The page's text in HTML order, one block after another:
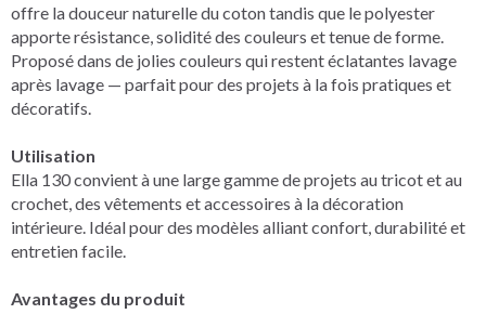
offre la douceur naturelle du coton tandis que le polyester
apporte résistance, solidité des couleurs et tenue de forme.
Proposé dans de jolies couleurs qui restent éclatantes lavage
après lavage — parfait pour des projets à la fois pratiques et
décoratifs.
Utilisation
Ella 130 convient à une large gamme de projets au tricot et au
crochet, des vêtements et accessoires à la décoration
intérieure. Idéal pour des modèles alliant confort, durabilité et
entretien facile.
Avantages du produit